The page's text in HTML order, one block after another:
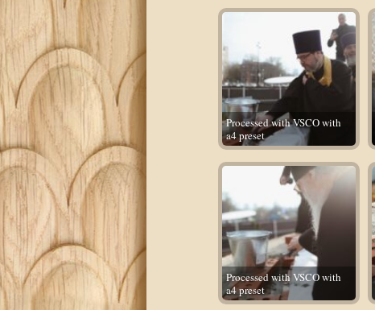
Processed with VSCO with
a4 preset
Processed with VSCO with
a4 preset